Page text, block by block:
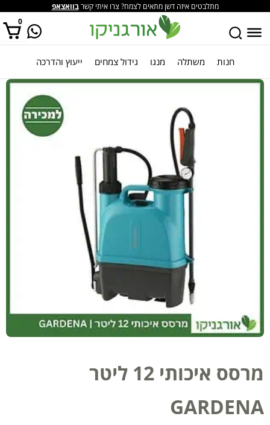
מתלבטים איזה דשן מתאים לצמח? צרו איתי קשרבוואצאפ
0
אין מוצרים בסל הקניות. חנות משתלה מנגו גידול צמחים ייעוץ והדרכה
מרסס איכותי 12 ליטר
GARDENA